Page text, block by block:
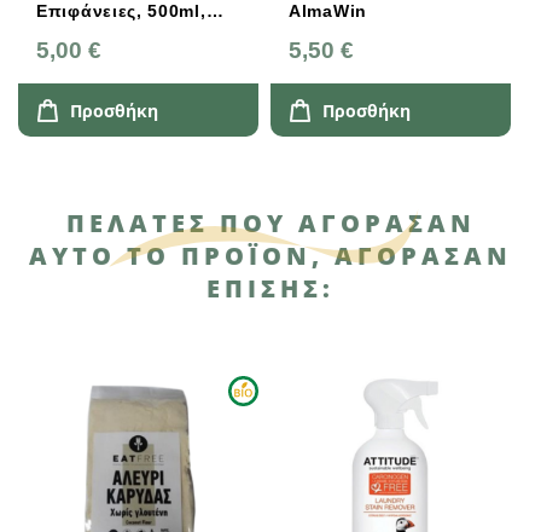
Επιφάνειες, 500ml,
5,00 €
Προσθήκη
AlmaWin
5,50 €
Προσθήκη
ΠΕΛΆΤΕΣ ΠΟΥ ΑΓΌΡΑΣΑΝ
ΑΥΤΌ ΤΟ ΠΡΟΪΌΝ, ΑΓΌΡΑΣΑΝ
ΕΠΊΣΗΣ: